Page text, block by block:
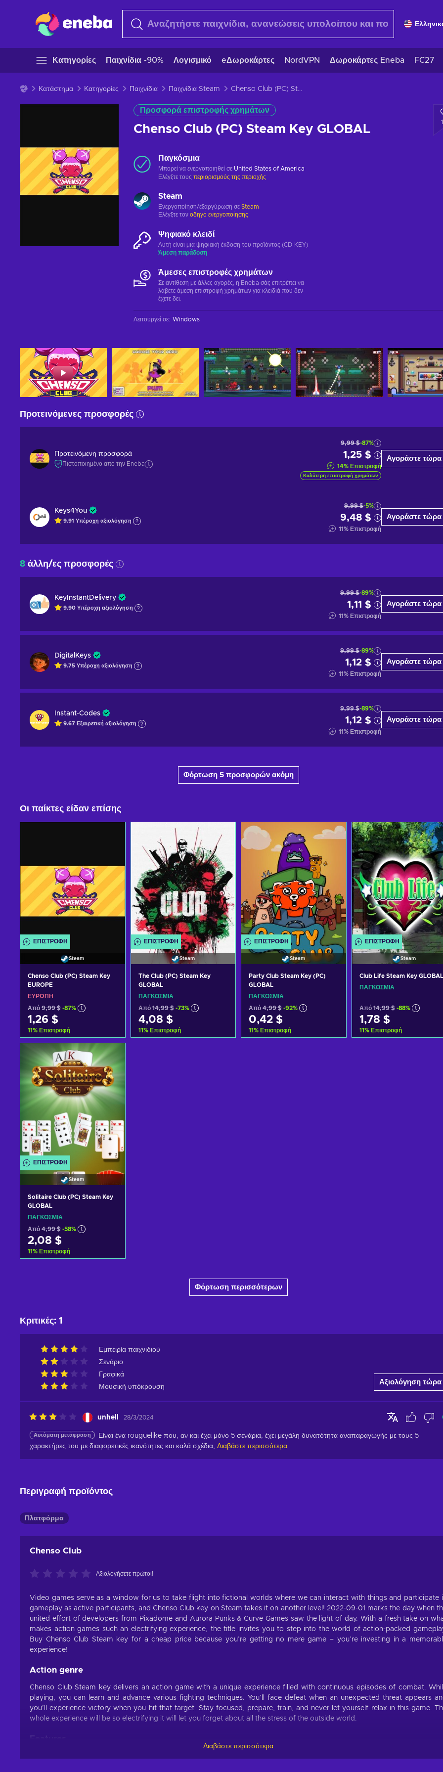
Κατηγορίες Παιχνίδια -90% Λογισμικό eΔωροκάρτες NordVPN Δωροκάρτες Eneba FC27
Κατάστημα Κατηγορίες Παιχνίδια Παιχνίδια Steam Chenso Club (PC) Steam Key GLOBAL
Προσφορά επιστροφής χρημάτων
Chenso Club (PC) Steam Key GLOBAL
Παγκόσμια
Μπορεί να ενεργοποιηθεί σε United States of America
Ελέγξτε τους περιορισμούς της περιοχής
Steam
Ενεργοποίηση/εξαργύρωση σε Steam
Ελέγξτε τον οδηγό ενεργοποίησης
Ψηφιακό κλειδί
Αυτή είναι μια ψηφιακή έκδοση του προϊόντος (CD-KEY)
Άμεση παράδοση
Άμεσες επιστροφές χρημάτων
Σε αντίθεση με άλλες αγορές, η Eneba σάς επιτρέπει να
λάβετε άμεση επιστροφή χρημάτων για κλειδιά που δεν
έχετε δει.
Λειτουργεί σε: Windows
Προτεινόμενες προσφορές
Προτεινόμενη προσφορά
Πιστοποιημένο από την Eneba
9,99 $-87%
1,25 $
14% Επιστροφή
Καλύτερη επιστροφή χρημάτων
Αγοράστε τώρα
Keys4You
9.91 Υπέροχη αξιολόγηση
9,99 $-5%
9,48 $
11% Επιστροφή
Αγοράστε τώρα
8 άλλη/ες προσφορές
KeyInstantDelivery
9.90 Υπέροχη αξιολόγηση
9,99 $-89%
1,11 $
11% Επιστροφή
Αγοράστε τώρα
DigitalKeys
9.75 Υπέροχη αξιολόγηση
9,99 $-89%
1,12 $
11% Επιστροφή
Αγοράστε τώρα
Instant-Codes
9.67 Εξαιρετική αξιολόγηση
9,99 $-89%
1,12 $
11% Επιστροφή
Αγοράστε τώρα
Φόρτωση 5 προσφορών ακόμη
Οι παίκτες είδαν επίσης
ΕΠΙΣΤΡΟΦΉ
Steam
Chenso Club (PC) Steam Key
EUROPE
ΕΥΡΏΠΗ
Από 9,99 $ -87%
1,26 $
11% Επιστροφή
Προσθήκη στο καλάθι
Δείτε προσφορές
ΕΠΙΣΤΡΟΦΉ
Steam
The Club (PC) Steam Key
GLOBAL
ΠΑΓΚΌΣΜΙΑ
Από 14,99 $ -73%
4,08 $
11% Επιστροφή
ΕΠΙΣΤΡΟΦΉ
Steam
Party Club Steam Key (PC)
GLOBAL
ΠΑΓΚΌΣΜΙΑ
Από 4,99 $ -92%
0,42 $
11% Επιστροφή
ΕΠΙΣΤΡΟΦΉ
Steam
Club Life Steam Key GLOBAL
ΠΑΓΚΌΣΜΙΑ
Από 14,99 $ -88%
1,78 $
11% Επιστροφή
ΕΠΙΣΤΡΟΦΉ
Steam
Solitaire Club (PC) Steam Key
GLOBAL
ΠΑΓΚΌΣΜΙΑ
Από 4,99 $ -58%
2,08 $
11% Επιστροφή
Φόρτωση περισσότερων
Κριτικές: 1
Εμπειρία παιχνιδιού
Σενάριο
Γραφικά
Μουσική υπόκρουση
Αξιολόγηση τώρα
unhell 28/3/2024
Αυτόματη μετάφραση
Είναι ένα rouguelike που, αν και έχει μόνο 5 σενάρια, έχει μεγάλη δυνατότητα αναπαραγωγής με τους 5
χαρακτήρες του με διαφορετικές ικανότητες και καλά σχέδια, Διαβάστε περισσότερα
Περιγραφή προϊόντος
Πλατφόρμα
Chenso Club
Αξιολογήσετε πρώτοι!
Video games serve as a window for us to take flight into fictional worlds where we can interact with things and participate
gameplay as active participants, and Chenso Club key on Steam takes it on another level! 2022-09-01 marks the day when
united effort of developers from Pixadome and Aurora Punks & Curve Games saw the light of day. With a fresh take on
makes action games such an electrifying experience, the title invites you to step into the world of action-packed
Buy Chenso Club Steam key for a cheap price because you’re getting no mere game – you’re investing in a
experience!
Action genre
Chenso Club Steam key delivers an action game with a unique experience filled with continuous episodes of combat.
playing, you can learn and advance various fighting techniques. You’ll face defeat when an unexpected threat appears
you’ll experience victory when you hit that target. Stay focused, prepare, train, and never let yourself relax in this game.
whole experience will be so electrifying it will let you forget about all the stress of the outside world.
Features
Διαβάστε περισσότερα